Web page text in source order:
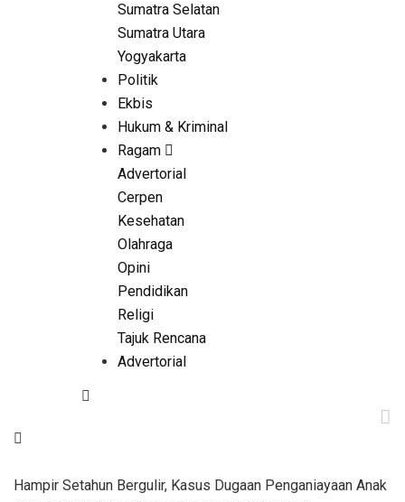
Sumatra Selatan
Sumatra Utara
Yogyakarta
Politik
Ekbis
Hukum & Kriminal
Ragam
Advertorial
Cerpen
Kesehatan
Olahraga
Opini
Pendidikan
Religi
Tajuk Rencana
Advertorial
Hampir Setahun Bergulir, Kasus Dugaan Penganiayaan Anak